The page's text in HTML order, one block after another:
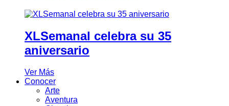
XLSemanal celebra su 35
aniversario
Ver Más
Conocer
Arte
Aventura